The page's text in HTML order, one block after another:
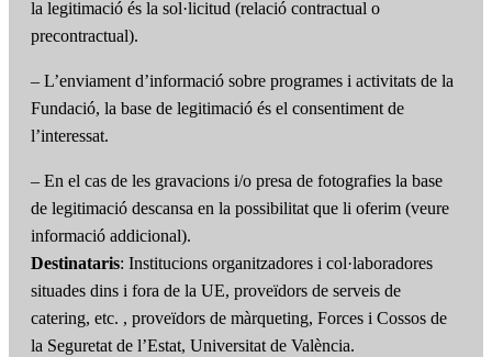
la legitimació és la sol·licitud (relació contractual o
precontractual).
– L’enviament d’informació sobre programes i activitats de la
Fundació, la base de legitimació és el consentiment de
l’interessat.
– En el cas de les gravacions i/o presa de fotografies la base
de legitimació descansa en la possibilitat que li oferim (veure
informació addicional).
Destinataris: Institucions organitzadores i col·laboradores
situades dins i fora de la UE, proveïdors de serveis de
catering, etc. , proveïdors de màrqueting, Forces i Cossos de
la Seguretat de l’Estat, Universitat de València.